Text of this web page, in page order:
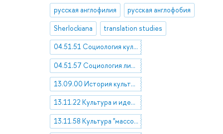
русская англофилия русская англофобия
Sherlockiana translation studies
04.51.51 Социология культуры
04.51.57 Социология литературы и искусства
13.09.00 История культуры. История изучения культуры
13.11.22 Культура и идеология
13.11.58 Культура "массовая" и "элитарная"